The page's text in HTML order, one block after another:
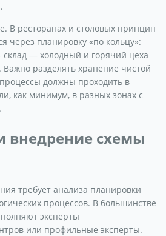
В ресторанах и столовых принцип
через планировку «по кольцу»:
склад — холодный и горячий цеха
разделять хранение чистой
должны проходить в
как минимум, в разных зонах с
внедрение схемы
требует анализа планировки
процессов. В большинстве
эксперты
или профильные эксперты.